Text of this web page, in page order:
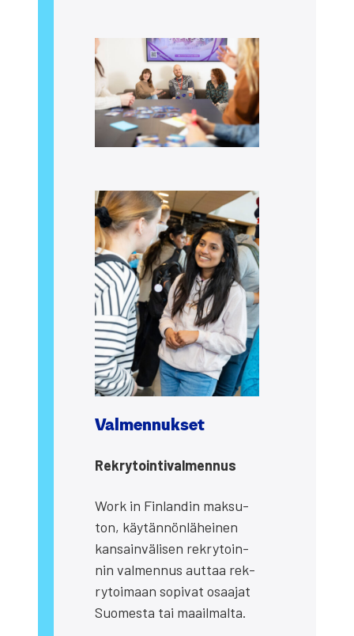
Val­men­nuk­set
Rek­ry­toin­ti­val­men­nus
Work in Fin­lan­din mak­su­
ton, käy­tän­nön­lä­hei­nen
kan­sain­vä­li­sen rek­ry­toin­
nin val­men­nus aut­taa rek­
ry­toi­maan sopi­vat osaa­jat
Suo­mes­ta tai maa­il­mal­ta.